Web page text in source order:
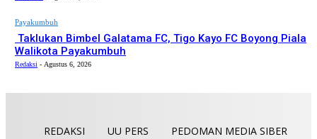
Payakumbuh
Taklukan Bimbel Galatama FC, Tigo Kayo FC Boyong Piala
Walikota Payakumbuh
Redaksi - Agustus 6, 2026
REDAKSI UU PERS PEDOMAN MEDIA SIBER